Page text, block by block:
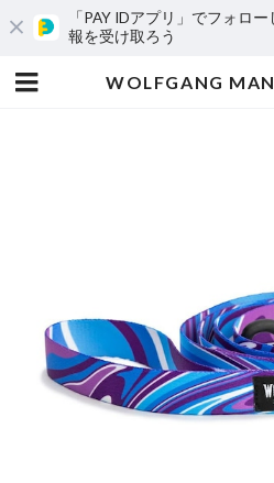
「PAY IDアプリ」でフォロ
報を受け取ろう